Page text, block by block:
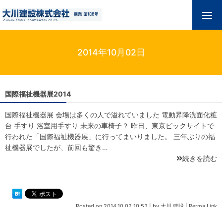
2014年10月02日
国際福祉機器展2014
国際福祉機器展 会場は多くの人で溢れていました 電動昇降洗面化粧
台 手すり 浴室用手すり 未来の車椅子？ 昨日、東京ビックサイトで
行われた「国際福祉機器展」に行ってまいりました。 三年ぶりの福
祉機器展でしたが、前回も驚き…
続きを読む